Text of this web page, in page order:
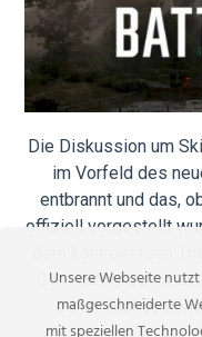
Die Diskussion um
im Vorfeld des
entbrannt und das,
offiziell vorgestellt
Community damit
es für
Unsere Webseite
maßgeschneiderte